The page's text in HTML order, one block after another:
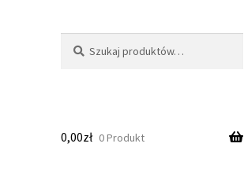
0,00zł 0 Produkt